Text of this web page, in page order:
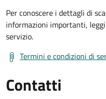
Per conoscere i dettagli di
informazioni importanti,
servizio.
Termini e condizioni di
Contatti